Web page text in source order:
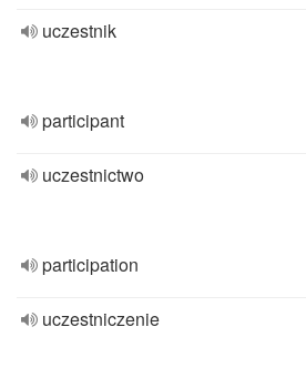
uczestnik
participant
uczestnictwo
participation
uczestniczenie